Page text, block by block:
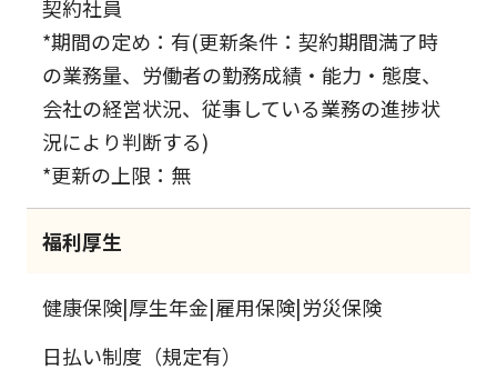
契約社員
*期間の定め：有(更新条件：契約期間満了時
の業務量、労働者の勤務成績・能力・態度、
会社の経営状況、従事している業務の進捗状
況により判断する)
*更新の上限：無
福利厚生
健康保険|厚生年金|雇用保険|労災保険
日払い制度（規定有）